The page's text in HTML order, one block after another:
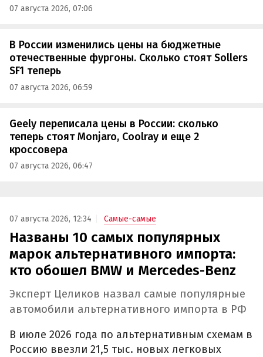
07 августа 2026, 07:06
В России изменились цены на бюджетные
отечественные фургоны. Сколько стоят Sollers
SF1 теперь
07 августа 2026, 06:59
Geely переписала цены в России: сколько
теперь стоят Monjaro, Coolray и еще 2
кроссовера
07 августа 2026, 06:47
07 августа 2026, 12:34 Самые-самые
Названы 10 самых популярных
марок альтернативного импорта:
кто обошел BMW и Mercedes-Benz
Эксперт Целиков назвал самые популярные
автомобили альтернативного импорта в РФ
В июле 2026 года по альтернативным схемам в
Россию ввезли 21,5 тыс. новых легковых